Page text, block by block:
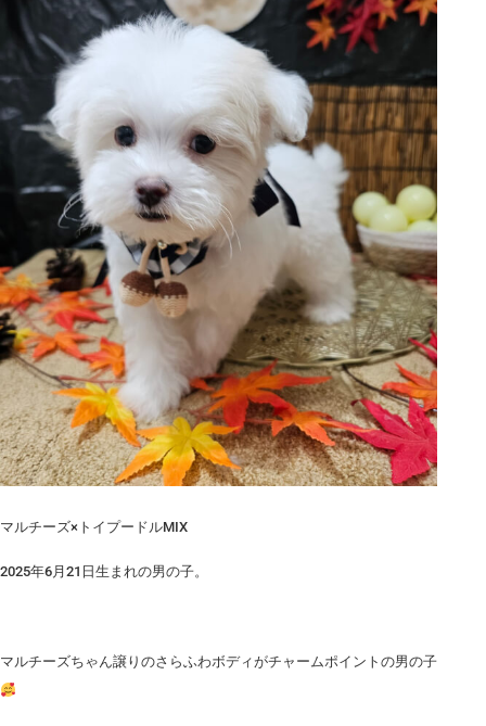
マルチーズ×トイプードルMIX
2025年6月21日生まれの男の子。
マルチーズちゃん譲りのさらふわボディがチャームポイントの男の子